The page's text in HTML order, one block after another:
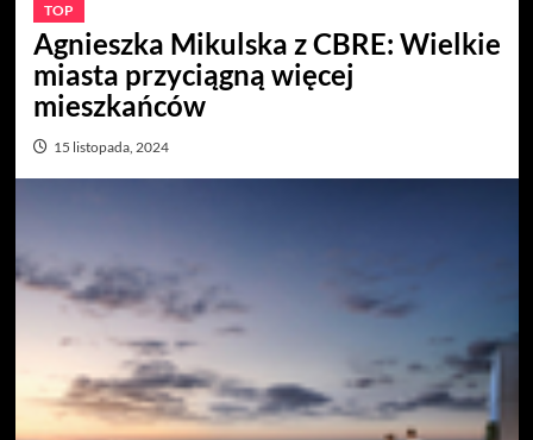
TOP
Agnieszka Mikulska z CBRE: Wielkie
miasta przyciągną więcej
mieszkańców
15 listopada, 2024